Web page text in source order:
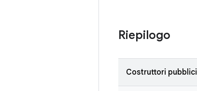
Riepilogo
Costruttori pubblici